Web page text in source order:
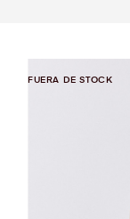
FUERA DE STOCK